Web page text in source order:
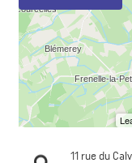
11 rue du